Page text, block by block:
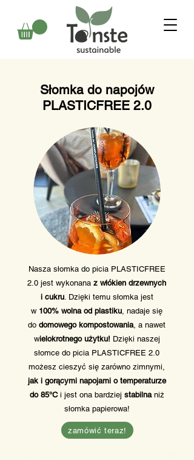
Słomka do napojów
PLASTICFREE 2.0
Nasza słomka do picia PLASTICFREE
2.0 jest wykonana z włókien drzewnych
i cukru. Dzięki temu słomka jest
w 100% wolna od plastiku, nadaje się
do domowego kompostowania, a nawet
wielokrotnego użytku! Dzięki naszej
słomce do picia PLASTICFREE 2.0
możesz cieszyć się zarówno zimnymi,
jak i gorącymi napojami o temperaturze
do 85°Ci jest ona bardziej stabilnaniż
słomka papierowa!
zamówić teraz!